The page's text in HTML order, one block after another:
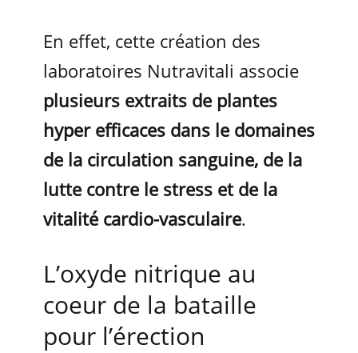
En effet, cette création des
laboratoires Nutravitali associe
plusieurs extraits de plantes
hyper efficaces dans le domaines
de la circulation sanguine, de la
lutte contre le stress et de la
vitalité cardio-vasculaire.
L’oxyde nitrique au
coeur de la bataille
pour l’érection